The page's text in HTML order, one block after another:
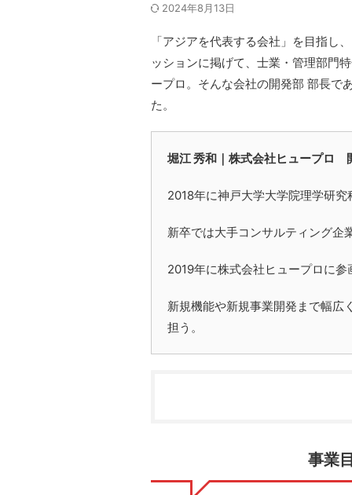
2024年8月13日
「アジアを代表する会社」を目指し
ッションに掲げて、士業・管理部門
ープロ。そんな会社の開発部 部長で
た。
堀江 秀和｜株式会社ヒュープロ
2018年に神戸大学大学院理学研究
新卒では大手コンサルティング企
2019年に株式会社ヒュープロに
新規機能や新規事業開発まで幅広
担う。
事業